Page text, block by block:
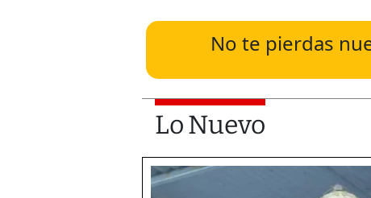
No te pierdas
Lo Nuevo